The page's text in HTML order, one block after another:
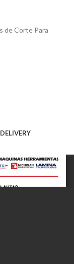
de Corte Para